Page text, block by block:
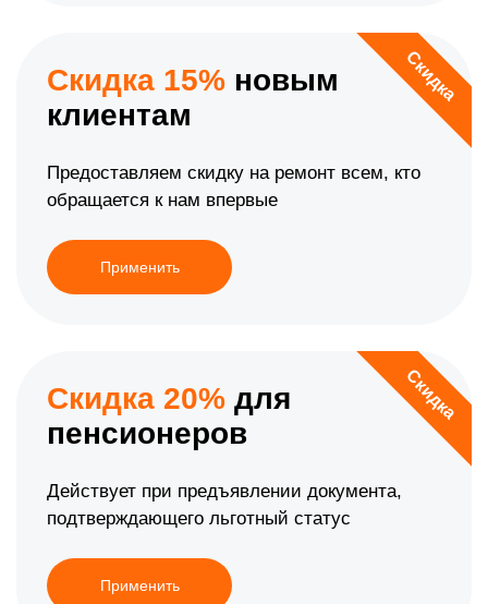
Скидка
Скидка 15% новым
клиентам
Предоставляем скидку на ремонт всем, кто
обращается к нам впервые
Применить
Скидка
Скидка 20% для
пенсионеров
Действует при предъявлении документа,
подтверждающего льготный статус
Применить